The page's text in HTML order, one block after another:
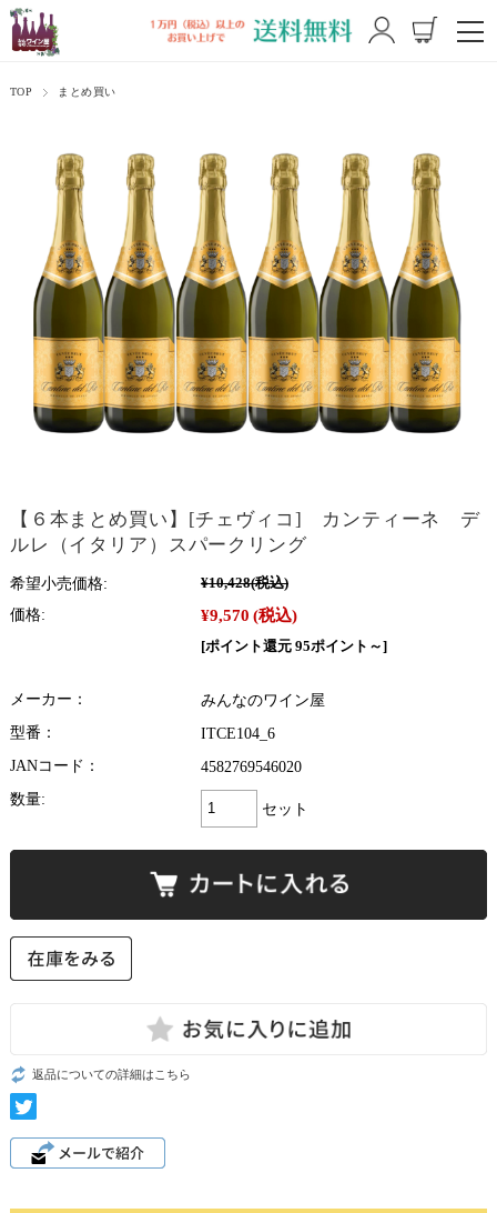
TOP まとめ買い
【６本まとめ買い】[チェヴィコ] カンティーネ デ
ルレ（イタリア）スパークリング
希望小売価格: ¥10,428(税込)
価格: ¥9,570 (税込)
[ポイント還元 95ポイント～]
メーカー：
みんなのワイン屋
型番：
ITCE104_6
JANコード：
4582769546020
数量:
セット
返品についての詳細はこちら